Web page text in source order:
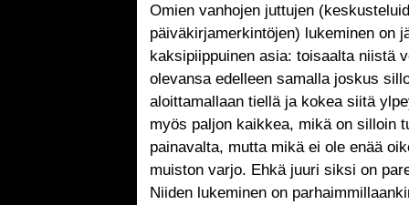
Omien vanhojen juttujen
päiväkirjamerkintöjen) lukeminen on
kaksipiippuinen asia: toisaalta niistä
olevansa edelleen samalla joskus
aloittamallaan tiellä ja kokea siitä
myös paljon kaikkea, mikä on silloin
painavalta, mutta mikä ei ole enää
muiston varjo. Ehkä juuri siksi on
Niiden lukeminen on